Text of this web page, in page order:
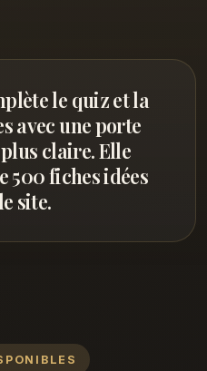
le quiz et la
avec une porte
claire. Elle
500 fiches idées
site.